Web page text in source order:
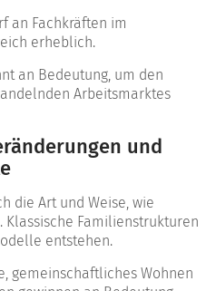
an Fachkräften im
erheblich.
an Bedeutung, um den
Arbeitsmarktes
und
die Art und Weise, wie
Klassische Familienstrukturen
entstehen.
gemeinschaftliches Wohnen